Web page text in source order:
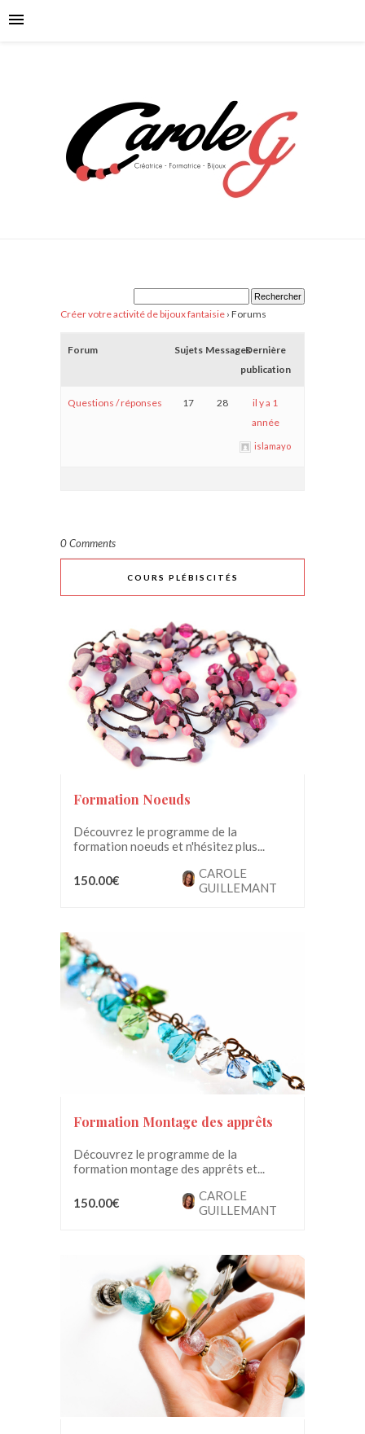
Créer votre activité de bijoux fantaisie › Forums
Forum Sujets MessagesDernière
publication
Questions / réponses 17 28
il y a 1
année
islamayo
0 Comments
COURS PLÉBISCITÉS
Formation Noeuds
Découvrez le programme de la
formation noeuds et n'hésitez plus...
150.00€
CAROLE
GUILLEMANT
Formation Montage des apprêts
Découvrez le programme de la
formation montage des apprêts et...
150.00€
CAROLE
GUILLEMANT